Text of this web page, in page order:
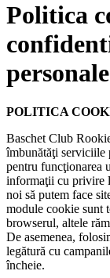
Politica
personale
POLITICA
Baschet Club
îmbunătăţi serviciile
pentru funcţionarea
informaţii cu privire
noi să putem face
module cookie sunt
browserul, altele
De asemenea,
legătură cu
încheie.